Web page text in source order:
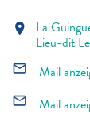
location_on La
Lieu-dit
mail_outline Mail
mail_outline Mail